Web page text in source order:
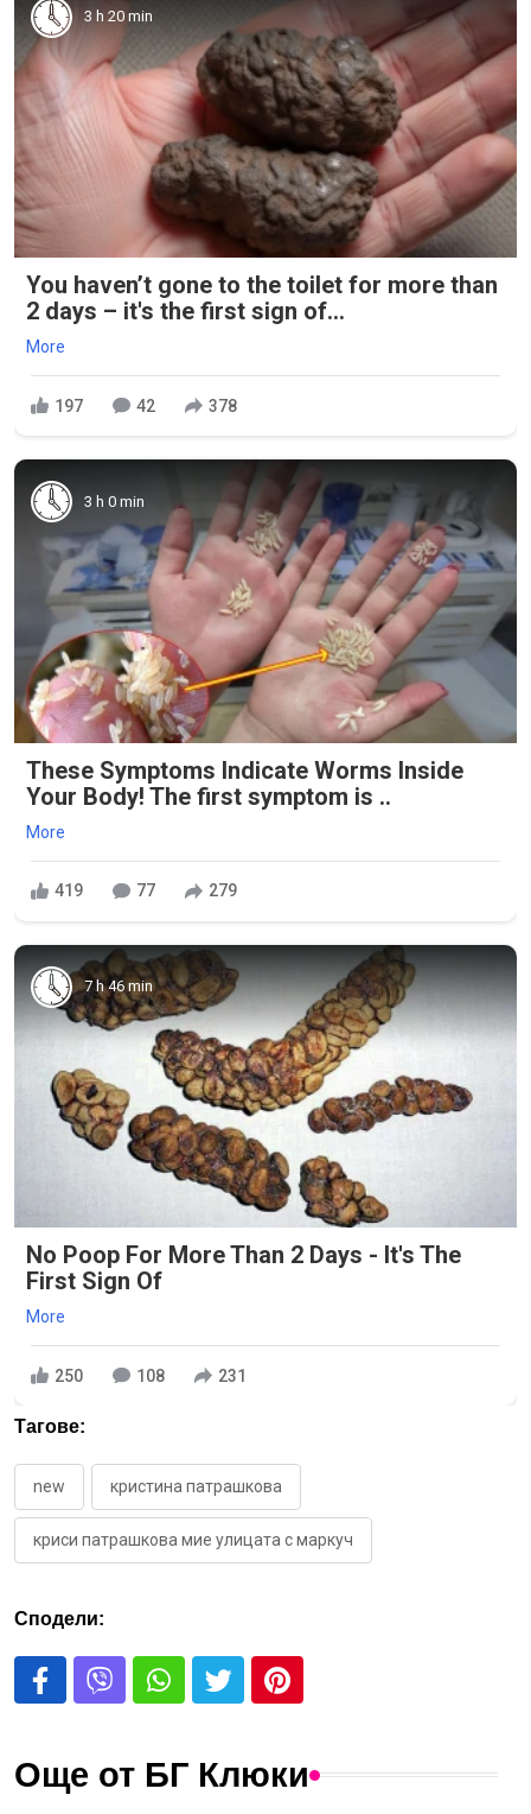
3 h 20 min
You haven’t gone to the toilet for more than
2 days – it's the first sign of...
More
197 42 378
3 h 0 min
These Symptoms Indicate Worms Inside
Your Body! The first symptom is ..
More
419 77 279
7 h 46 min
No Poop For More Than 2 Days - It's The
First Sign Of
More
250 108 231
Тагове:
new кристина патрашкова
криси патрашкова мие улицата с маркуч
Сподели:
Още от БГ Клюки